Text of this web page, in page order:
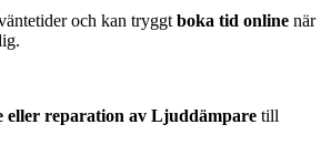
och kan tryggt boka tid online när
eller reparation av Ljuddämpare till